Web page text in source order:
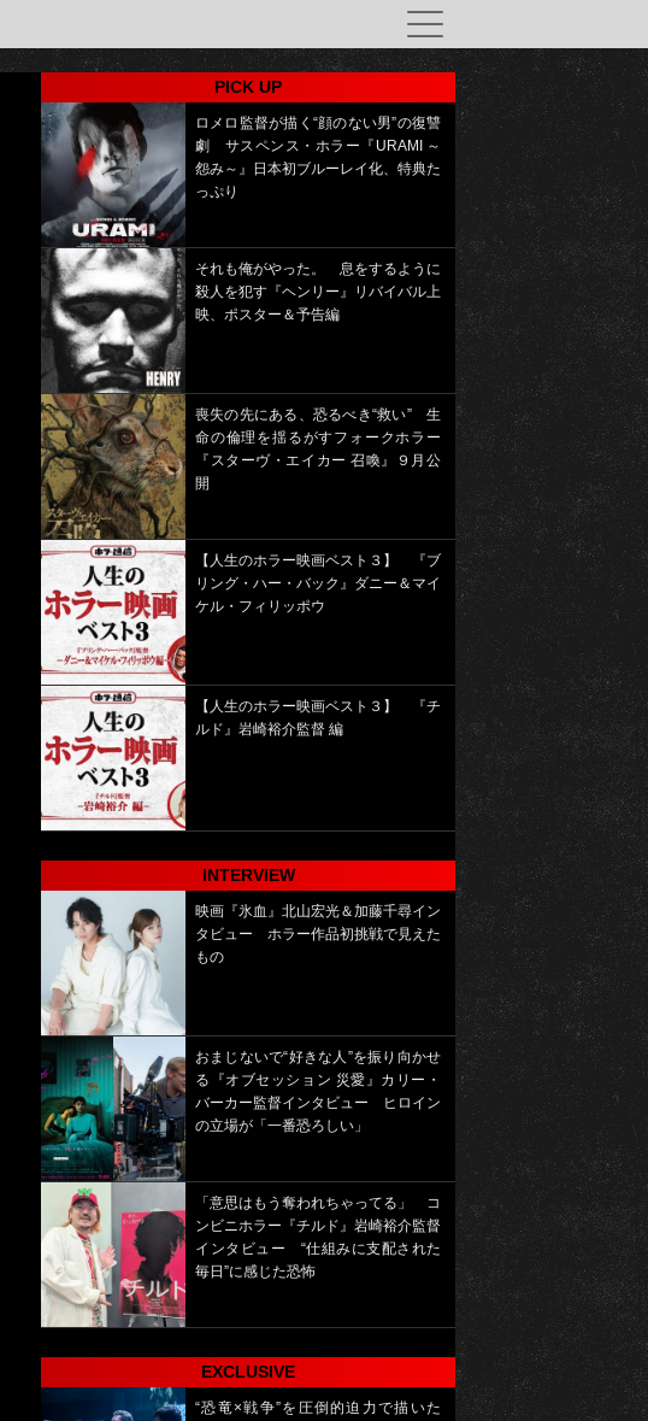
PICK UP
ロメロ監督が描く“顔のない男”の復讐
劇 サスペンス・ホラー『URAMI ～
怨み～』日本初ブルーレイ化、特典た
っぷり
それも俺がやった。 息をするように
殺人を犯す『ヘンリー』リバイバル上
映、ポスター＆予告編
喪失の先にある、恐るべき“救い” 生
命の倫理を揺るがすフォークホラー
『スターヴ・エイカー 召喚』９月公
開
【人生のホラー映画ベスト３】 『ブ
リング・ハー・バック』ダニー＆マイ
ケル・フィリッポウ
【人生のホラー映画ベスト３】 『チ
ルド』岩崎裕介監督 編
INTERVIEW
映画『氷血』北山宏光＆加藤千尋イン
タビュー ホラー作品初挑戦で見えた
もの
おまじないで“好きな人”を振り向かせ
る『オブセッション 災愛』カリー・
バーカー監督インタビュー ヒロイン
の立場が「一番恐ろしい」
「意思はもう奪われちゃってる」 コ
ンビニホラー『チルド』岩崎裕介監督
インタビュー “仕組みに支配された
毎日”に感じた恐怖
EXCLUSIVE
“恐竜×戦争”を圧倒的迫力で描いた